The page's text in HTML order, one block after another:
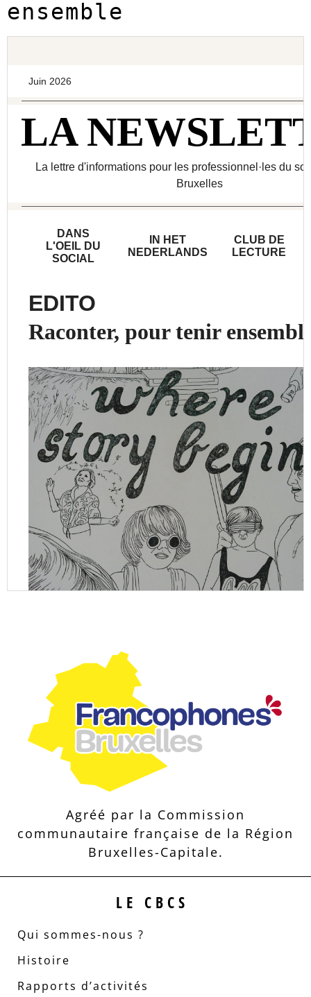
ensemble
Agréé par la Commission
communautaire française de la Région
Bruxelles-Capitale.
LE CBCS
Qui sommes-nous ?
Histoire
Rapports d’activités